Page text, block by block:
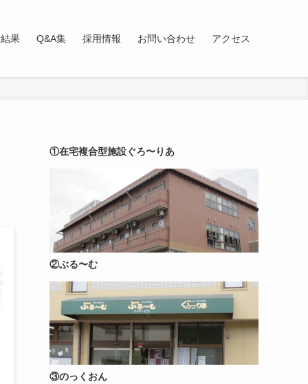
果 Q&A集 採用情報 お問い合わせ アクセス
①在宅複合型施設ぐろ〜りあ
②ぶる〜む
③のっくおん